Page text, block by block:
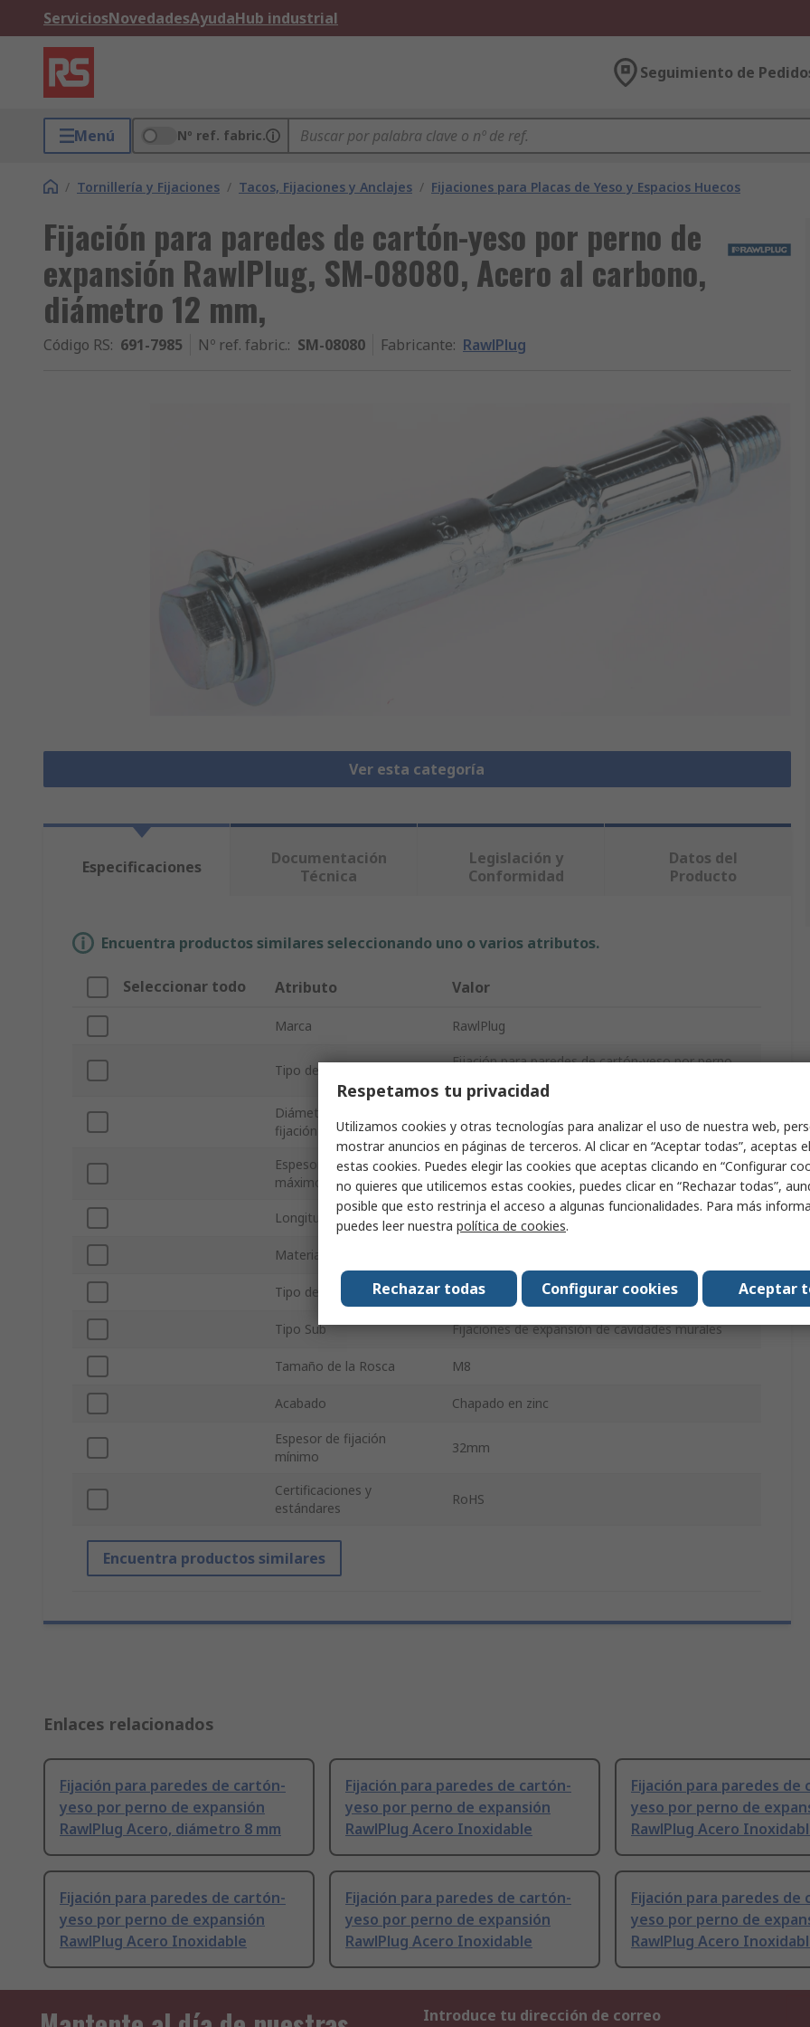
ServiciosNovedadesAyudaHub industrial
Seguimiento de
Menú Nº ref. fabric.
/ Tornillería y Fijaciones / Tacos, Fijaciones y Anclajes / Fijaciones para Placas de Yeso y Espacios Huecos
Fijación para paredes de cartón-yeso por perno de
expansión RawlPlug, SM-08080, Acero al carbono,
diámetro 12 mm,
Código RS: 691-7985 Nº ref. fabric.: SM-08080 Fabricante: RawlPlug
Ver esta categoría
Especificaciones
Documentación
Técnica
Legislación y
Conformidad
Datos del
Producto
Encuentra productos similares seleccionando uno o varios atributos.
Seleccionar todo Atributo Valor
Marca RawlPlug
Tipo de producto
Fijación para paredes de cartón-yeso por perno
Diámetro del orificio de
fijación
12mm
Espesor de fijación
máximo
35mm
Longitud 80mm
Material
Tipo de variador Pozidriv, Ranura
Tipo Sub Fijaciones de expansión de cavidades murales
Tamaño de la Rosca M8
Acabado Chapado en zinc
Espesor de fijación
mínimo
32mm
Certificaciones y
estándares
RoHS
Encuentra productos similares
Enlaces relacionados
Fijación para paredes de cartón-
yeso por perno de expansión
RawlPlug Acero, diámetro 8 mm
Fijación para paredes de cartón-
yeso por perno de expansión
RawlPlug Acero Inoxidable
Fijación para paredes de
yeso por perno de
RawlPlug Acero
Fijación para paredes de cartón-
yeso por perno de expansión
RawlPlug Acero Inoxidable
Fijación para paredes de cartón-
yeso por perno de expansión
RawlPlug Acero Inoxidable
Fijación para paredes de
yeso por perno de
RawlPlug Acero
Introduce tu dirección de correo
Respetamos tu privacidad
Utilizamos cookies y otras tecnologías para analizar el uso de nuestra web,
mostrar anuncios en páginas de terceros. Al clicar en “Aceptar todas”, aceptas
estas cookies. Puedes elegir las cookies que aceptas clicando en “Configurar
no quieres que utilicemos estas cookies, puedes clicar en “Rechazar todas”,
posible que esto restrinja el acceso a algunas funcionalidades. Para más
puedes leer nuestra política de cookies.
Aceptar
Configurar cookies
Rechazar todas